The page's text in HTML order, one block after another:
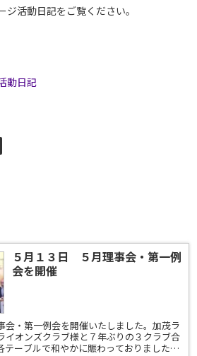
活動日記をご覧ください。
動日記
５月１３日 ５月理事会・第一例
会を開催
会・第一例会を開催いたしました。加茂ラ
イオンズクラブ様と７年ぶりの３クラブ合
テーブルで和やかに賑わっておりました。